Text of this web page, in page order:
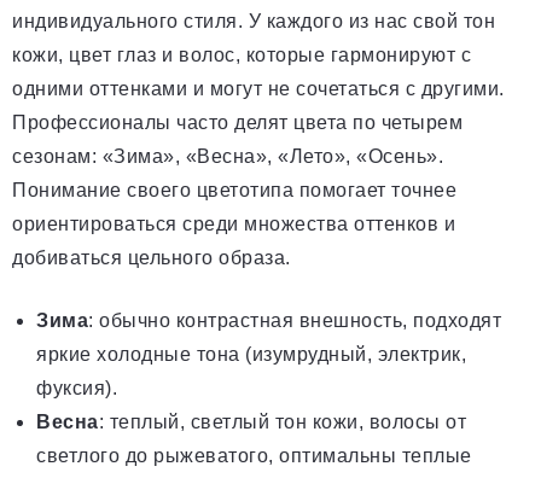
индивидуального стиля. У каждого из нас свой тон
кожи, цвет глаз и волос, которые гармонируют с
одними оттенками и могут не сочетаться с другими.
Профессионалы часто делят цвета по четырем
сезонам: «Зима», «Весна», «Лето», «Осень».
Понимание своего цветотипа помогает точнее
ориентироваться среди множества оттенков и
добиваться цельного образа.
Зима: обычно контрастная внешность, подходят
яркие холодные тона (изумрудный, электрик,
фуксия).
Весна: теплый, светлый тон кожи, волосы от
светлого до рыжеватого, оптимальны теплые